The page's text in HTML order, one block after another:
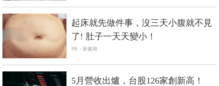
PR
起床就先做件事，沒三天小腹就不見
了! 肚子一天天變小！
PR・新素簡
5月營收出爐，台股126家創新高！